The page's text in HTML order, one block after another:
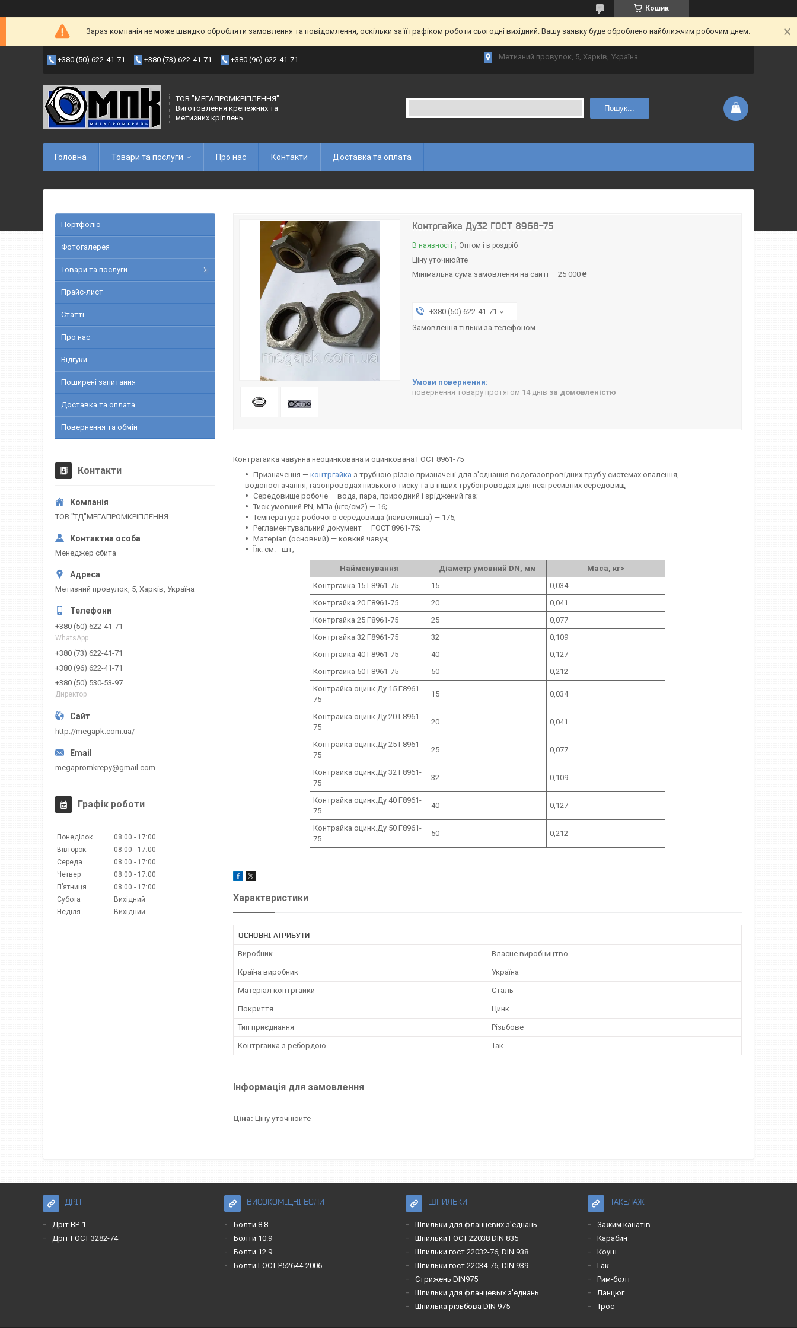
Кошик
Зараз компанія не може швидко обробляти замовлення та повідомлення, оскільки за її графіком роботи сьогодні вихідний. Вашу заявку буде оброблено найближчим робочим днем.
+380 (50) 622-41-71 +380 (73) 622-41-71 +380 (96) 622-41-71 Метизний провулок, 5, Харків, Україна
ТОВ "МЕГАПРОМКРІПЛЕННЯ".
Виготовлення крепежних та
метизних кріплень
Пошук...
Головна Товари та послуги Про нас Контакти Доставка та оплата
Контргайка Ду32 ГОСТ 8968-75
В наявності Оптом і в роздріб
Ціну уточнюйте
Мінімальна сума замовлення на сайті — 25 000 ₴
+380 (50) 622-41-71
Замовлення тільки за телефоном
повернення товару протягом 14 днів за домовленістю
Контрагайка чавунна неоцинкована й оцинкована ГОСТ 8961-75
Призначення — контргайка з трубною різзю призначені для з'єднання водогазопровідних труб у системах опалення,
водопостачання, газопроводах низького тиску та в інших трубопроводах для неагресивних середовищ;
Середовище робоче — вода, пара, природний і зріджений газ;
Тиск умовний PN, МПа (кгс/см2) — 16;
Температура робочого середовища (найвелиша) — 175;
Регламентувальний документ — ГОСТ 8961-75;
Матеріал (основний) — ковкий чавун;
Їж. см. - шт;
Найменування Діаметр умовний DN, мм
Маса, кг>
Контргайка 15 Г8961-75
15
0,034
Контргайка 20 Г8961-75
20
0,041
Контргайка 25 Г8961-75
25
0,077
Контргайка 32 Г8961-75
32
0,109
Контргайка 40 Г8961-75
40
0,127
Контргайка 50 Г8961-75
50
0,212
Контрайка оцинк.Ду 15 Г8961-
75
15 0,034
Контрайка оцинк.Ду 20 Г8961-
75
20 0,041
Контрайка оцинк.Ду 25 Г8961-
75
25 0,077
Контрайка оцинк.Ду 32 Г8961-
75
32 0,109
Контрайка оцинк.Ду 40 Г8961-
75
40 0,127
Контрайка оцинк.Ду 50 Г8961-
75
50 0,212
Характеристики
ОСНОВНІ АТРИБУТИ
Виробник Власне виробництво
Країна виробник Україна
Матеріал контргайки Сталь
Покриття Цинк
Тип приєднання Різьбове
Контргайка з ребордою Так
Інформація для замовлення
Ціна: Ціну уточнюйте
Портфоліо
Фотогалерея
Товари та послуги
Прайс-лист
Статті
Про нас
Відгуки
Поширені запитання
Доставка та оплата
Повернення та обмін
Контакти
ТОВ "ТД"МЕГАПРОМКРІПЛЕННЯ
Менеджер сбита
Метизний провулок, 5, Харків, Україна
+380 (50) 622-41-71
WhatsApp
+380 (73) 622-41-71
+380 (96) 622-41-71
+380 (50) 530-53-97
Директор
http://megapk.com.ua/
megapromkrepy@gmail.com
Графік роботи
Понеділок 08:00
17:00
Вівторок
08:00
17:00
Середа
08:00
17:00
Четвер
08:00
17:00
Пʼятниця
08:00
17:00
Субота
Вихідний
Неділя
Вихідний
ДРІТ
Дріт ВР-1
Дріт ГОСТ 3282-74
ВИСОКОМІЦНІ БОЛИ
Болти 8.8
Болти 10.9
Болти 12.9.
Болти ГОСТ Р52644-2006
ШПИЛЬКИ
Шпильки для фланцевих з'еднань
Шпильки ГОСТ 22038 DIN 835
Шпильки гост 22032-76, DIN 938
Шпильки гост 22034-76, DIN 939
Стрижень DIN975
Шпильки для фланцевых з'еднань
Шпилька різьбова DIN 975
ТАКЕЛАЖ
Зажим канатів
Карабин
Коуш
Гак
Рим-болт
Ланцюг
Трос